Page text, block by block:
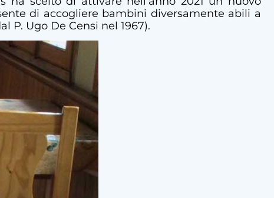
di accogliere bambini diversamente abili a
P. Ugo De Censi nel 1967).